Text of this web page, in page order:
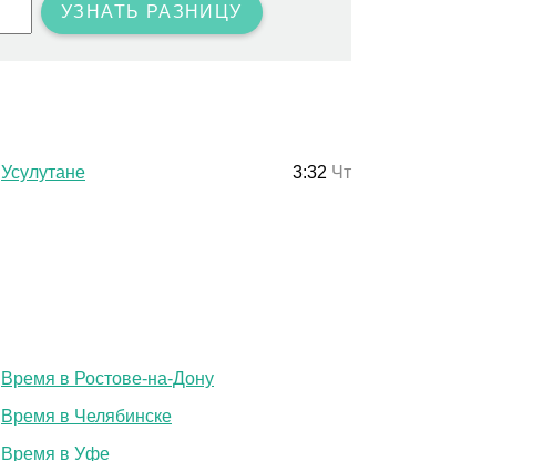
УЗНАТЬ РАЗНИЦУ
Усулутане 3:32 Чт
Время в Ростове-на-Дону
Время в Челябинске
Время в Уфе